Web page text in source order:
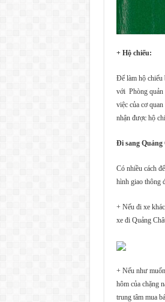
+ Hộ chiếu:
Để làm hộ chiếu
với Phòng quản
việc của cơ
nhận được hộ
Đi sang Quảng
Có nhiều cách
hình giao thông
+ Nếu đi xe
xe đi Quảng
+ Nếu như
hôm của chặng
trung tâm mua